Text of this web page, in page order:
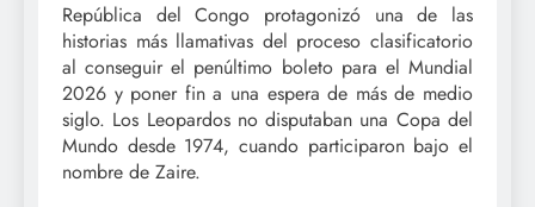
República del Congo protagonizó una de las
historias más llamativas del proceso clasificatorio
al conseguir el penúltimo boleto para el Mundial
2026 y poner fin a una espera de más de medio
siglo. Los Leopardos no disputaban una Copa del
Mundo desde 1974, cuando participaron bajo el
nombre de Zaire.